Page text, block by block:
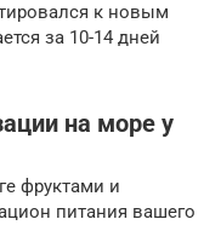
к новым
за 10-14 дней
на море у
фруктами и
питания вашего